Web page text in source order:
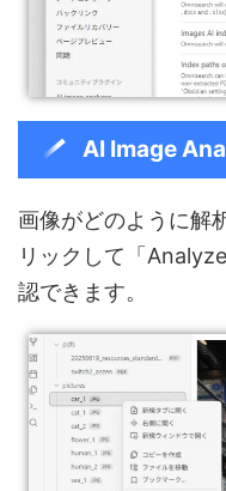
AI Image
画像がどのように解
リックして「
認できます。